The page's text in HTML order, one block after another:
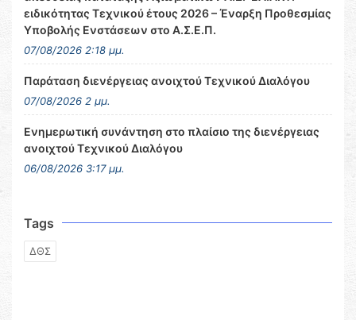
ειδικότητας Τεχνικού έτους 2026 – Έναρξη Προθεσμίας
Υποβολής Ενστάσεων στο Α.Σ.Ε.Π.
07/08/2026 2:18 μμ.
Παράταση διενέργειας ανοιχτού Τεχνικού Διαλόγου
07/08/2026 2 μμ.
Ενημερωτική συνάντηση στο πλαίσιο της διενέργειας
ανοιχτού Τεχνικού Διαλόγου
06/08/2026 3:17 μμ.
Tags
ΔΘΣ